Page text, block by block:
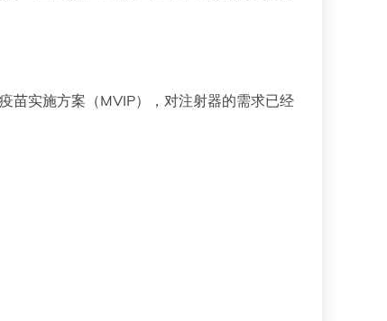
苗实施方案（MVIP），对注射器的需求已经